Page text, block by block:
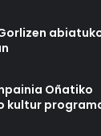
Oñatiko
kultur